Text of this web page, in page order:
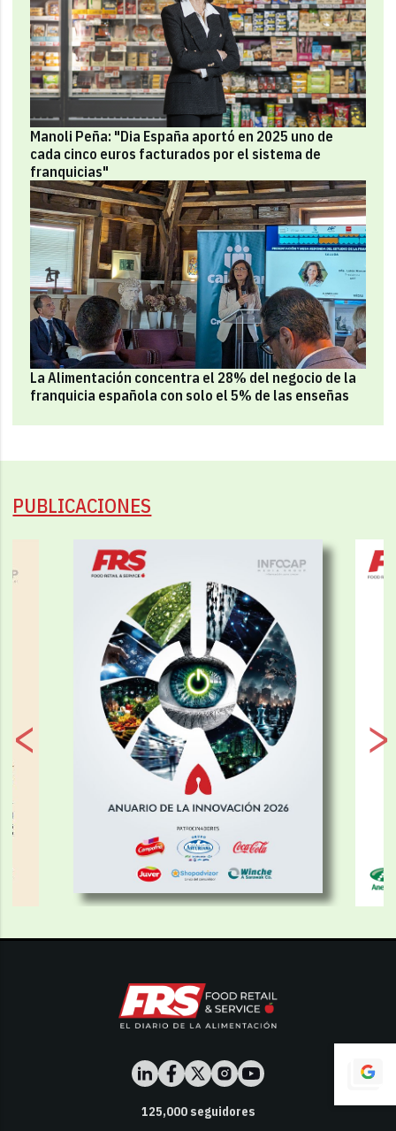
Manoli Peña: "Dia España aportó en 2025 uno de
cada cinco euros facturados por el sistema de
franquicias"
La Alimentación concentra el 28% del negocio de la
franquicia española con solo el 5% de las enseñas
PUBLICACIONES
125,000seguidores